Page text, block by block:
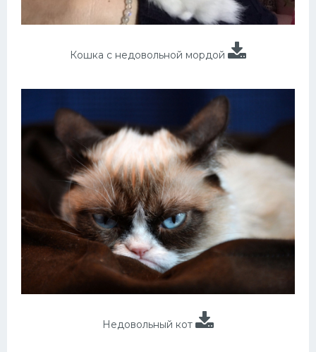
Кошка с недовольной мордой
Недовольный кот